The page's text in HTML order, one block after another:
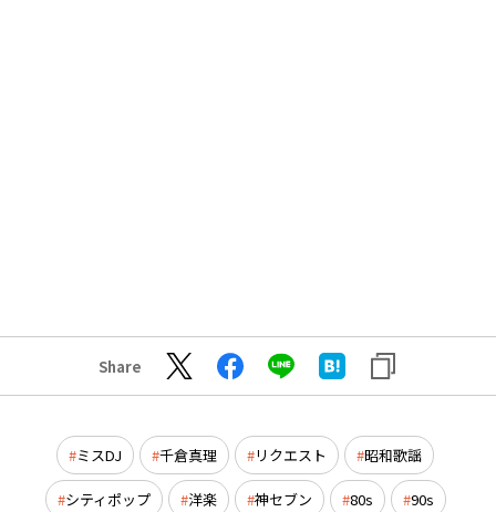
Share
ミスDJ 千倉真理 リクエスト 昭和歌謡
シティポップ 洋楽 神セブン 80s 90s